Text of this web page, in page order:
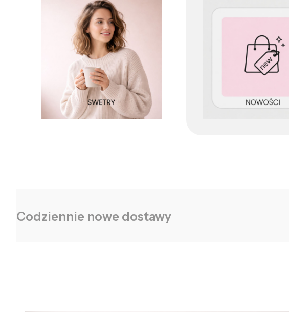
Codziennie nowe dostawy